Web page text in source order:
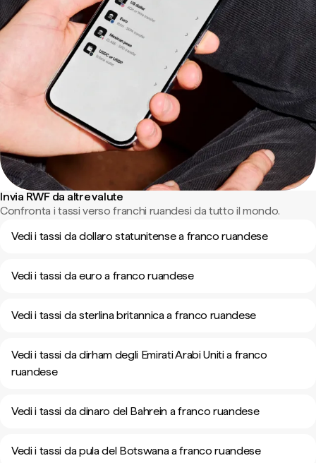
Invia RWF da altre valute
Confronta i tassi verso franchi ruandesi da tutto il mondo.
Vedi i tassi da dollaro statunitense a franco ruandese
Vedi i tassi da euro a franco ruandese
Vedi i tassi da sterlina britannica a franco ruandese
Vedi i tassi da dirham degli Emirati Arabi Uniti a franco
ruandese
Vedi i tassi da dinaro del Bahrein a franco ruandese
Vedi i tassi da pula del Botswana a franco ruandese